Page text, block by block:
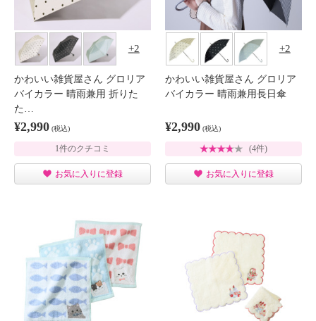
2
かわいい雑貨屋さん グロリア
バイカラー 晴雨兼用 折りた
た…
¥2,990 (税込)
1件のクチコミ
お気に入りに登録
2
かわいい雑貨屋さん グロリア
バイカラー 晴雨兼用長日傘
¥2,990 (税込)
(4件)
お気に入りに登録